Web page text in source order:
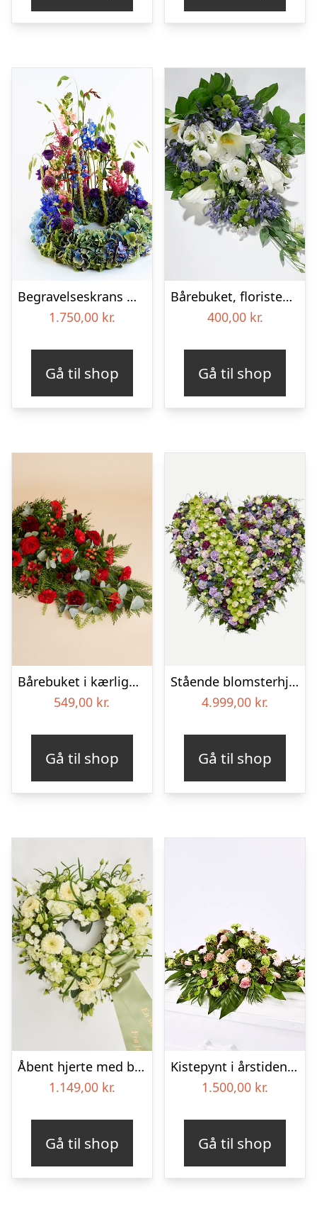
Begravelseskrans med hortensia og farverige detaljer – Blomster til begravelse
1.750,00 kr.
Gå til shop
Bårebuket, floristens valg – Blomster til begravelse
400,00 kr.
Gå til shop
Bårebuket i kærlighedens farver
549,00 kr.
Gå til shop
Stående blomsterhjerte – Et eksklusivt farvel
4.999,00 kr.
Gå til shop
Åbent hjerte med bånd – Floristens kreative valg
1.149,00 kr.
Gå til shop
Kistepynt i årstidens blomster – Blomster til begravelse
1.500,00 kr.
Gå til shop